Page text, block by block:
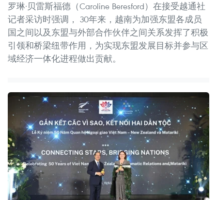
罗琳·贝雷斯福德（Caroline Beresford）在接受越通社
记者采访时强调， 30年来，越南为加强东盟各成员
国之间以及东盟与外部合作伙伴之间关系发挥了积极
引领和桥梁纽带作用，为实现东盟发展目标并参与区
域经济一体化进程做出贡献。